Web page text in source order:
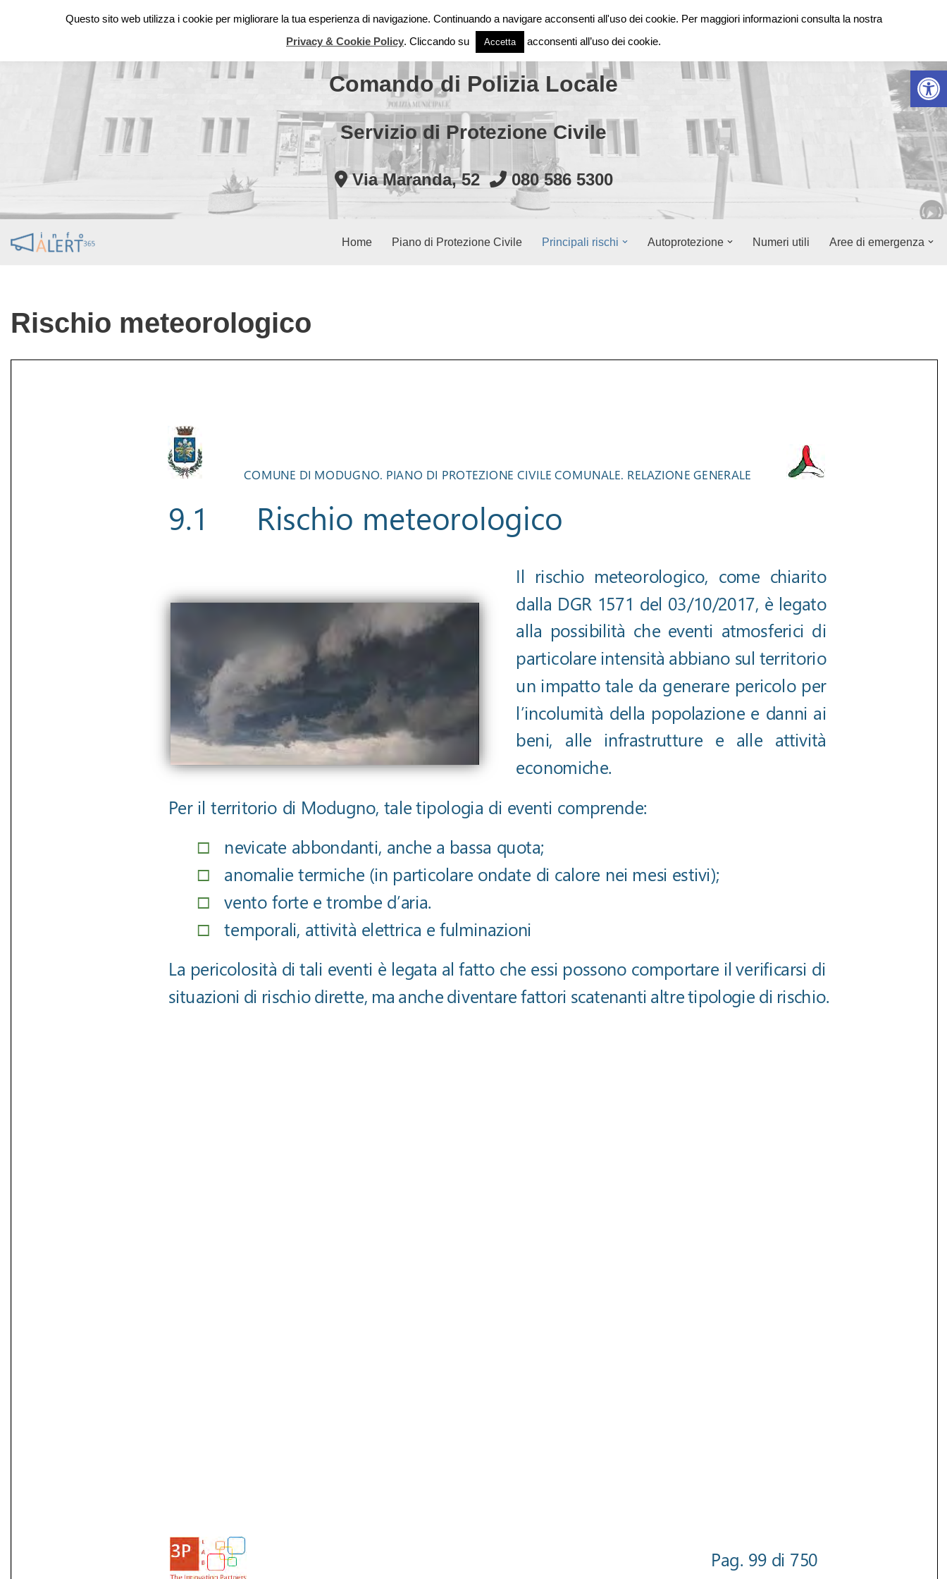
Città di Modugno
Comando di Polizia Locale
Servizio di Protezione Civile
Via Maranda, 52 080 586 5300
Home Piano di Protezione Civile Principali rischi Autoprotezione Numeri utili Aree di emergenza
Rischio meteorologico
Questo sito web utilizza i cookie per migliorare la tua esperienza di navigazione. Continuando a navigare acconsenti all'uso dei cookie. Per maggiori informazioni consulta la nostra
Privacy & Cookie Policy. Cliccando su Accetta acconsenti all’uso dei cookie.